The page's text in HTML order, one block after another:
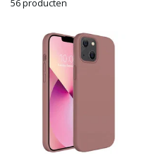
56 producten